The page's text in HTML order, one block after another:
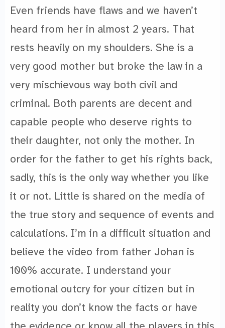
Even friends have flaws and we haven’t
heard from her in almost 2 years. That
rests heavily on my shoulders. She is a
very good mother but broke the law in a
very mischievous way both civil and
criminal. Both parents are decent and
capable people who deserve rights to
their daughter, not only the mother. In
order for the father to get his rights back,
sadly, this is the only way whether you like
it or not. Little is shared on the media of
the true story and sequence of events and
calculations. I’m in a difficult situation and
believe the video from father Johan is
100% accurate. I understand your
emotional outcry for your citizen but in
reality you don’t know the facts or have